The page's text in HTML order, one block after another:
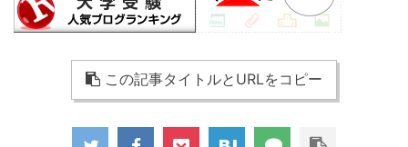
この記事タイトルとURLをコピー